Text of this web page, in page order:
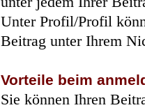
Unter Profil/Profil
Beitrag unter Ihrem
Vorteile beim
Sie können Ihren